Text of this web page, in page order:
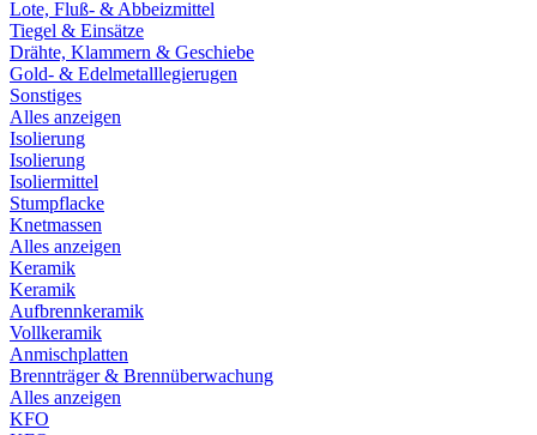
Lote, Fluß- & Abbeizmittel
Tiegel & Einsätze
Drähte, Klammern & Geschiebe
Gold- & Edelmetalllegierugen
Sonstiges
Alles anzeigen
Isolierung
Isolierung
Isoliermittel
Stumpflacke
Knetmassen
Alles anzeigen
Keramik
Keramik
Aufbrennkeramik
Vollkeramik
Anmischplatten
Brennträger & Brennüberwachung
Alles anzeigen
KFO